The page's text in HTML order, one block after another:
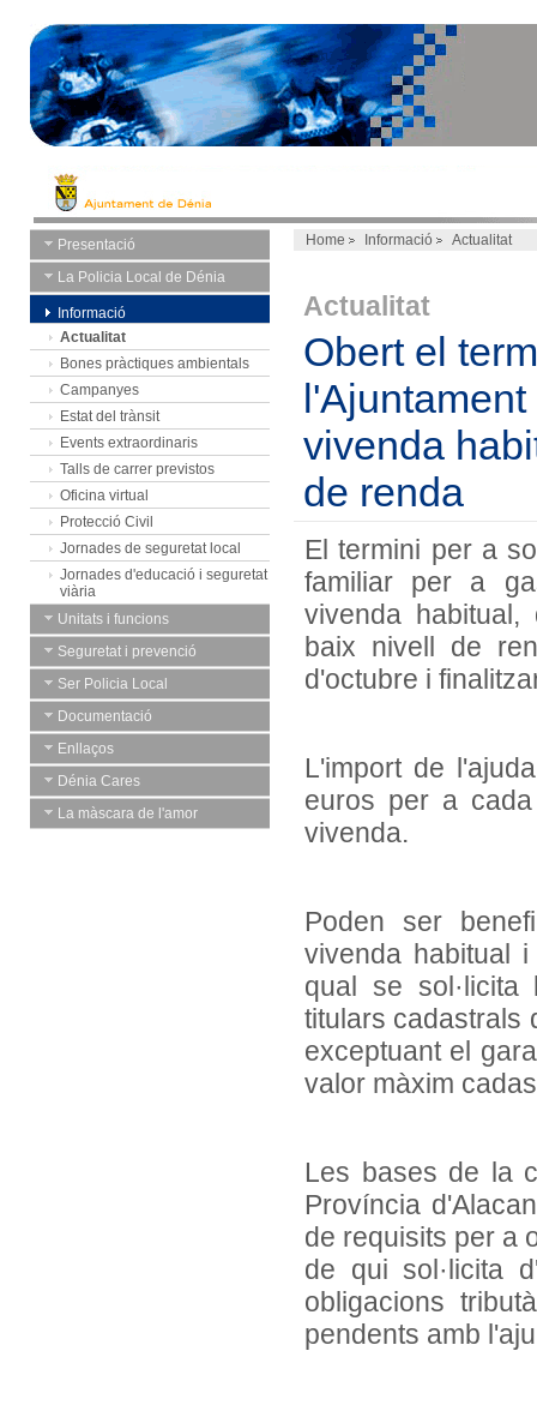
Presentació
La Policia Local de Dénia
Informació
Actualitat
Bones pràctiques ambientals
Campanyes
Estat del trànsit
Events extraordinaris
Talls de carrer previstos
Oficina virtual
Protecció Civil
Jornades de seguretat local
Jornades d'educació i seguretat
viària
Unitats i funcions
Seguretat i prevenció
Ser Policia Local
Documentació
Enllaços
Dénia Cares
La màscara de l'amor
Home Informació Actualitat
Actualitat
Obert el
vivenda
de renda
El termini per a
familiar per a
vivenda
baix nivell de
d'octubre i
L'import de
euros per a
vivenda.
Poden ser
vivenda habitual
qual se sol·licita
titulars cadastrals
exceptuant el
valor màxim
Les bases de la
Província
de requisits per a
de qui sol·licita
obligacions
pendents amb